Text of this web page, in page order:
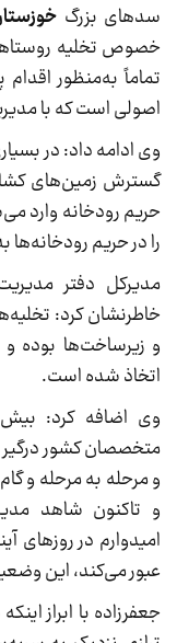
سدهای بزرگ
خصوص تخلیه
تماماً به‌منظور
اصولی است که با
وی ادامه داد: در
گسترش زمین‌های
حریم رودخانه وارد
را در حریم رودخانه‌ها
مدیرکل دفتر
خاطرنشان کرد:
و زیرساخت‌ها بوده
اتخاذ شده است.
وی اضافه کرد:
متخصصان کشور
و مرحله به مرحله و
و تاکنون شاهد
امیدوارم در روزهای
عبور می‌کند، این